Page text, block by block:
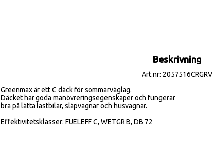
Beskrivning
Art.nr: 2057516CRGRV
Greenmax är ett C däck för sommarväglag.
Däcket har goda manövreringsegenskaper och fungerar
bra på lätta lastbilar, släpvagnar och husvagnar.
Effektivitetsklasser: FUELEFF C, WETGR B, DB 72